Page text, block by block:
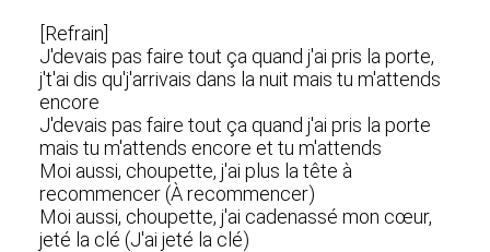
[Refrain]
J'devais pas faire tout ça quand j'ai pris la porte,
j't'ai dis qu'j'arrivais dans la nuit mais tu m'attends
encore
J'devais pas faire tout ça quand j'ai pris la porte
mais tu m'attends encore et tu m'attends
Moi aussi, choupette, j'ai plus la tête à
recommencer (À recommencer)
Moi aussi, choupette, j'ai cadenassé mon cœur,
jeté la clé (J'ai jeté la clé)